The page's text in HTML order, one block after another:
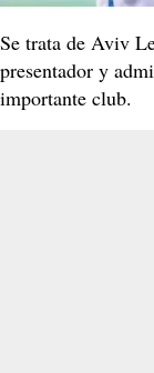
Se trata de Aviv
presentador y
importante club.